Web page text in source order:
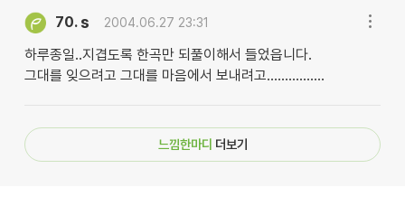
70. s 2004.06.27 23:31
하루종일..지겹도록 한곡만 되풀이해서 들었읍니다.
그대를 잊으려고 그대를 마음에서 보내려고................
느낌한마디 더보기